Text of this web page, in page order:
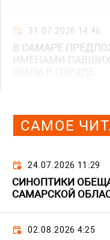
31.07.2026 14:46
В САМАРЕ
ИМЕНАМИ ПАВШИХ
САМОЕ
24.07.2026 11:29
СИНОПТИКИ
САМАРСКОЙ
02.08.2026 4:25